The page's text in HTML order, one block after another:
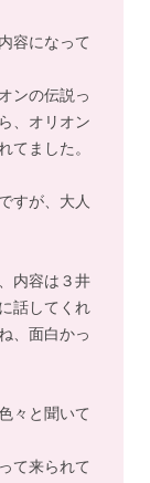
容になって
ンの伝説っ
、オリオン
てました。
すが、大人
内容は３井
話してくれ
、面白かっ
々と聞いて
て来られて